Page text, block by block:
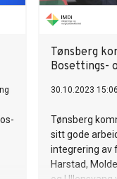
Tønsberg
Bosettings-
30.10.2023
Tønsberg
sitt gode
integrering av
Harstad,